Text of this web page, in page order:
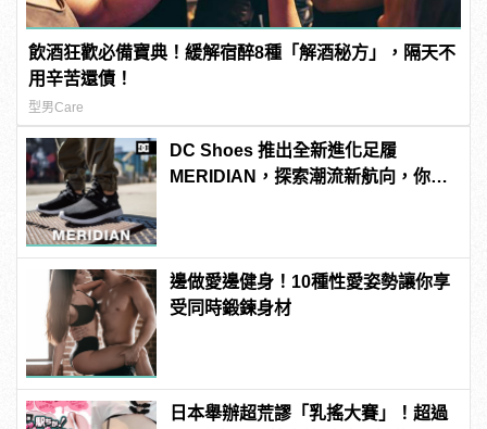
飲酒狂歡必備寶典！緩解宿醉8種「解酒秘方」，隔天不
用辛苦還債！
型男Care
DC Shoes 推出全新進化足履
MERIDIAN，探索潮流新航向，你就
邊做愛邊健身！10種性愛姿勢讓你享
受同時鍛鍊身材
日本舉辦超荒謬「乳搖大賽」！超過